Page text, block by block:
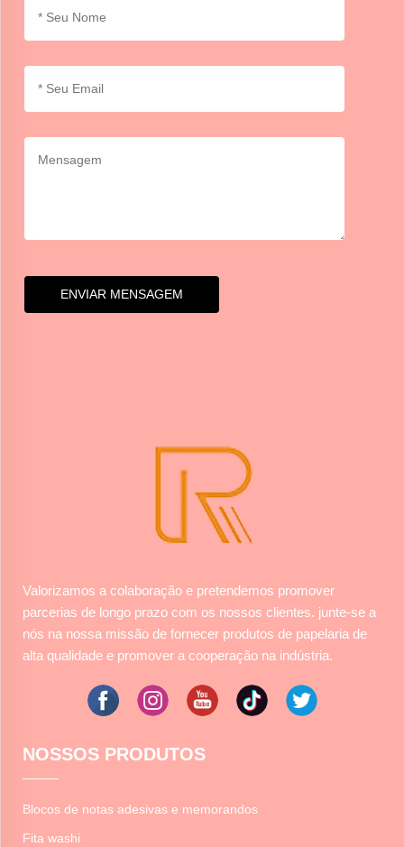
ENVIAR MENSAGEM
Valorizamos a colaboração e pretendemos promover
parcerias de longo prazo com os nossos clientes. junte-se a
nós na nossa missão de fornecer produtos de papelaria de
alta qualidade e promover a cooperação na indústria.
NOSSOS PRODUTOS
Blocos de notas adesivas e memorandos
Fita washi